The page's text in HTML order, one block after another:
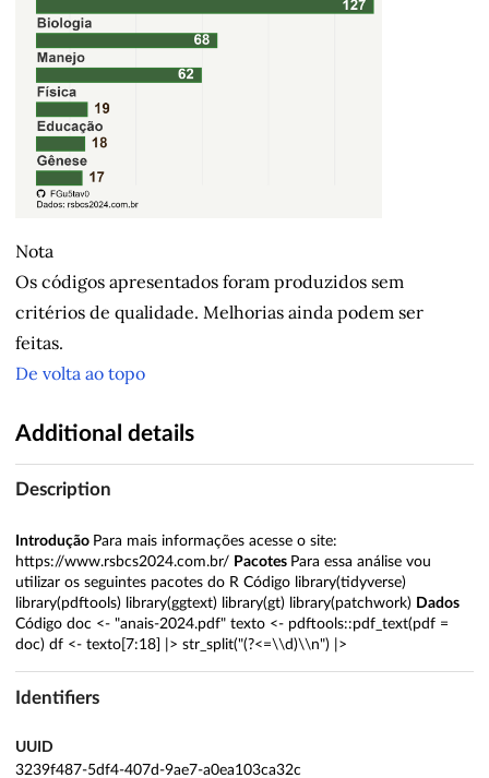
Nota
Os códigos apresentados foram produzidos sem
critérios de qualidade. Melhorias ainda podem ser
feitas.
De volta ao topo
Additional details
Description
Introdução Para mais informações acesse o site:
https://www.rsbcs2024.com.br/ Pacotes Para essa análise vou
utilizar os seguintes pacotes do R Código library(tidyverse)
library(pdftools) library(ggtext) library(gt) library(patchwork) Dados
Código doc <- "anais-2024.pdf" texto <- pdftools::pdf_text(pdf =
doc) df <- texto[7:18] |> str_split("(?<=\\d)\\n") |>
Identifiers
UUID
3239f487-5df4-407d-9ae7-a0ea103ca32c